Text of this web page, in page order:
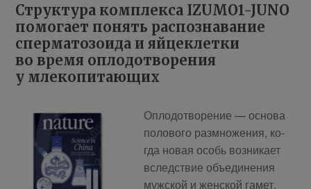
Структура комплекса IZUMO1-JUNO
помогает понять распознавание
сперматозоида и яйцеклетки
во время оплодотворения
у млекопитающих
Опло­до­тво­ре­ние — ос­но­ва
по­ло­во­го раз­мно­же­ния, ко­
гда но­вая особь воз­ни­ка­ет
вслед­ствие объ­еди­не­ния
муж­ской и жен­ской га­мет.